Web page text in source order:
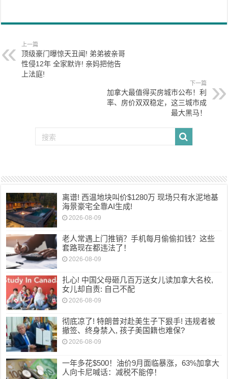
上一篇
顶级豪门曝惊天丑闻! 弟弟被亲哥
性侵12年 全家默许! 亲妈把他告
上法庭!
下一篇
加拿大最值得买房城市公布！利
率、房价双双稳定，这三城市成
最大黑马！
离谱! 西温地块叫价$1280万 现场只有水泥地基
海景豪宅全靠AI生成!
2026-08-09
老人常遇上门推销？手机每月偷偷扣钱？这些
套路现在都违法了！
2026-08-09
扎心! 中国父母砸几百万送女儿读加拿大名校,
女儿却自责: 自己不配
2026-08-09
彻底凉了! 特朗普对赴美生子下狠手! 违规者被
撤签、终身禁入, 孩子美国籍也难保?
2026-08-09
一年多花$500！油价9月面临暴涨，63%加拿大
人向卡尼喊话：减税不能停！